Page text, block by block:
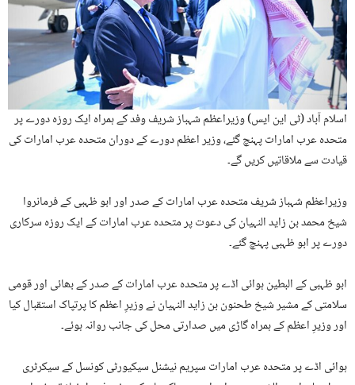
اسلام آباد (ٹی این ایس) وزیراعظم شہباز شریف وفد کے ہمراہ ایک روزہ دورے پر
متحدہ عرب امارات پہنچ گئے، وزیر اعظم دورے کے دوران متحدہ عرب امارات کی
قیادت سے ملاقاتیں کریں گے۔
وزیراعظم شہباز شریف متحدہ عرب امارات کے صدر اور ابو ظہبی کے فرمانروا
شیخ محمد بن زاید النہیان کی دعوت پر متحدہ عرب امارات کے ایک روزہ سرکاری
دورے پر ابو ظہبی پہنچ گئے۔
ابو ظہبی کے البطین ہوائی اڈے پر متحدہ عرب امارات کے صدر کے بھائی اور قومی
سلامتی کے مشیر شیخ طحنون بن زاید النہیان نے وزیرِ اعظم کا پرتپاک استقبال کیا
اور وزیرِ اعظم کے ہمراہ گاڑی میں صدارتی محل کی جانب روانہ ہوئے۔
ہوائی اڈے پر متحدہ عرب امارات سپریم نیشنل سیکیورٹی کونسل کے سیکرٹری